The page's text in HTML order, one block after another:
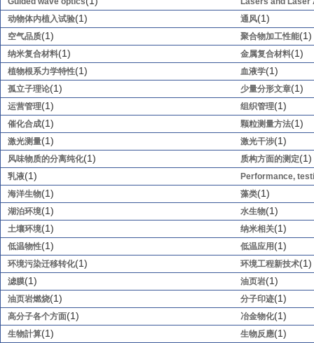
动物体内植入试验(1) 通风(1)
空气品质(1) 聚合物加工性能(1)
纳米复合材料(1) 金属复合材料(1)
植物根系力学特性(1) 血液学(1)
孤立子理论(1) 少量分形文章(1)
运营管理(1) 组织管理(1)
催化合成(1) 颗粒测量方法(1)
激光测量(1) 激光干涉(1)
风味物质的分离纯化(1) 质构方面的测定(1)
乳液(1)
Performance,
海洋生物(1) 藻类(1)
湖泊环境(1) 水生物(1)
土壤环境(1) 纳米相关(1)
低温物性(1) 低温应用 (1)
环境污染迁移转化(1) 环境工程新技术(1)
滤膜(1) 油页岩(1)
油页岩燃烧(1) 分子印迹(1)
高分子各个方面(1) 冶金物化(1)
生物計算(1) 生物反應(1)